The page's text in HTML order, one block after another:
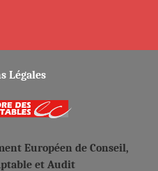
Légales
Européen de Conseil,
et Audit